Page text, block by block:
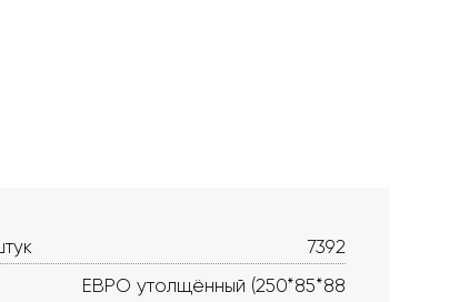
7392
ЕВРО утолщённый (250*85*88